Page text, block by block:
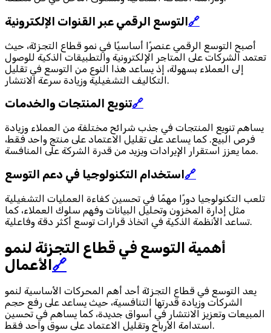
التوسع الرقمي عبر القنوات الإلكترونية 🔗
أصبح التوسع الرقمي عنصرًا أساسيًا في نمو قطاع التجزئة، حيث
تعتمد الشركات على المتاجر الإلكترونية والتطبيقات الذكية للوصول
إلى العملاء بسهولة، إذ يساعد هذا النوع من التوسع في تقليل
التكاليف التشغيلية وزيادة سرعة الانتشار.
تنويع المنتجات والخدمات🔗
يساهم تنويع المنتجات في جذب شرائح مختلفة من العملاء وزيادة
فرص البيع. كما يساعد على تقليل الاعتماد على منتج واحد فقط،
مما يعزز استقرار الإيرادات ويزيد من قدرة الشركة على المنافسة.
استخدام التكنولوجيا في دعم التوسع 🔗
تلعب التكنولوجيا دورًا مهمًا في تحسين كفاءة العمليات التشغيلية
مثل إدارة المخزون وتحليل البيانات وفهم سلوك العملاء، كما
تساعد الأنظمة الذكية في اتخاذ قرارات توسع أكثر دقة وفاعلية.
أهمية التوسع في قطاع التجزئة لنمو
الأعمال🔗
يعد التوسع في قطاع التجزئة أحد أهم المحركات الأساسية لنمو
الشركات وزيادة قدرتها التنافسية، حيث يساعد على رفع حجم
المبيعات وتعزيز الانتشار في أسواق جديدة، كما يساهم في تحسين
استدامة الأرباح وتقليل الاعتماد على سوق واحد فقط.